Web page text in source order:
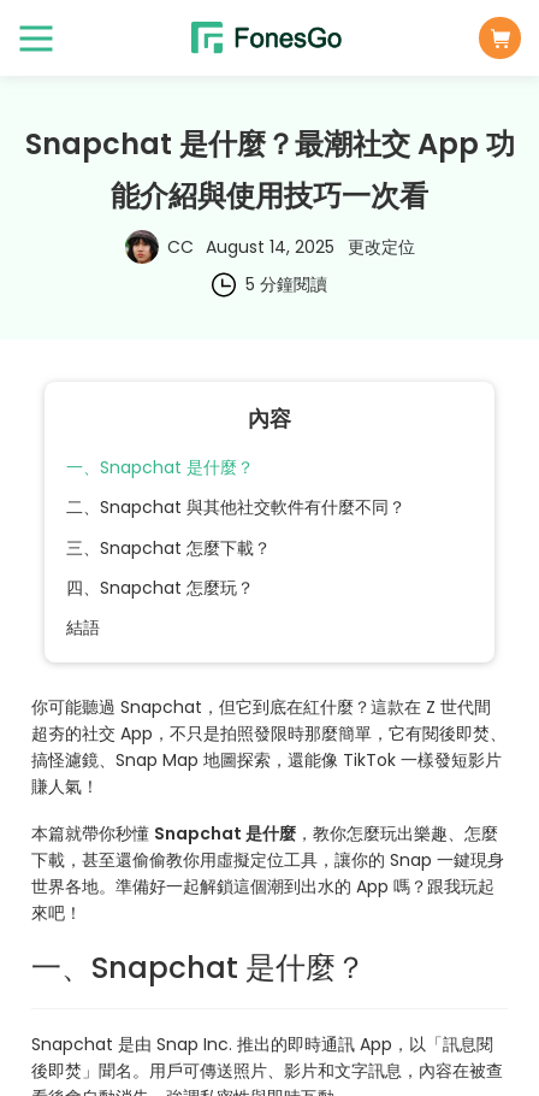
Snapchat 是什麼？最潮社交 App 功
能介紹與使用技巧一次看
CC August 14, 2025 更改定位
5 分鐘閱讀
內容
一、Snapchat 是什麼？
二、Snapchat 與其他社交軟件有什麼不同？
三、Snapchat 怎麼下載？
四、Snapchat 怎麼玩？
結語
你可能聽過 Snapchat，但它到底在紅什麼？這款在 Z 世代間
超夯的社交 App，不只是拍照發限時那麼簡單，它有閱後即焚、
搞怪濾鏡、Snap Map 地圖探索，還能像 TikTok 一樣發短影片
賺人氣！
本篇就帶你秒懂 Snapchat 是什麼 ，教你怎麼玩出樂趣、怎麼
下載，甚至還偷偷教你用虛擬定位工具，讓你的 Snap 一鍵現身
世界各地。準備好一起解鎖這個潮到出水的 App 嗎？跟我玩起
來吧！
一、Snapchat 是什麼？
Snapchat 是由 Snap Inc. 推出的即時通訊 App，以「訊息閱
後即焚」聞名。用戶可傳送照片、影片和文字訊息，內容在被查